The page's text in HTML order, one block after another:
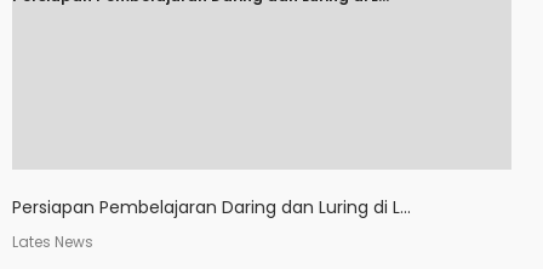
Persiapan Pembelajaran Daring dan Luring di L...
Lates News